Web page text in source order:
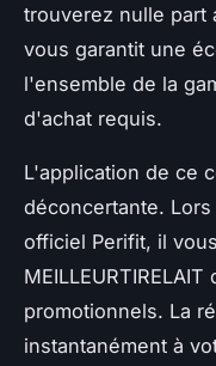
trouverez nulle part
vous garantit une
l'ensemble de la
d'achat requis.
L'application de ce
déconcertante.
officiel Perifit, il
promotionnels. La
instantanément à